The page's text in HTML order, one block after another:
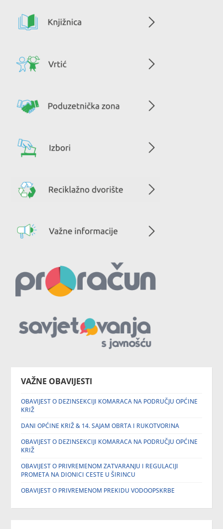
VAŽNE OBAVIJESTI
OBAVIJEST O DEZINSEKCIJI KOMARACA NA PODRUČJU OPĆINE
KRIŽ
DANI OPĆINE KRIŽ & 14. SAJAM OBRTA I RUKOTVORINA
OBAVIJEST O DEZINSEKCIJI KOMARACA NA PODRUČJU OPĆINE
KRIŽ
OBAVIJEST O PRIVREMENOM ZATVARANJU I REGULACIJI
PROMETA NA DIONICI CESTE U ŠIRINCU
OBAVIJEST O PRIVREMENOM PREKIDU VODOOPSKRBE